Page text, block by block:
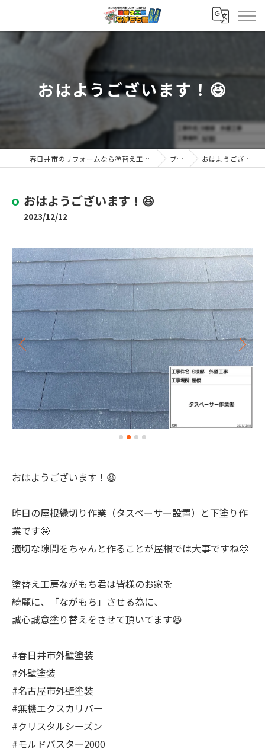
おはようございます！😆
春日井市のリフォームなら塗替え工房ながもち君 春日井店 ブログ おはようございます！😆
おはようございます！😆
2023/12/12
おはようございます！😆
昨日の屋根縁切り作業（タスペーサー設置）と下塗り作
業です🤩
適切な隙間をちゃんと作ることが屋根では大事ですね🤩
塗替え工房ながもち君は皆様のお家を
綺麗に、「ながもち」させる為に、
誠心誠意塗り替えをさせて頂いてます😆
#春日井市外壁塗装
#外壁塗装
#名古屋市外壁塗装
#無機エクスカリバー
#クリスタルシーズン
#モルドバスター2000